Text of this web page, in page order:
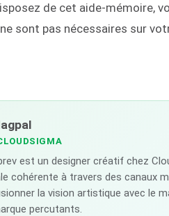
de cet aide-mémoire,
sont pas nécessaires sur
est un designer créatif chez
cohérente à travers des canaux
la vision artistique avec le
percutants.